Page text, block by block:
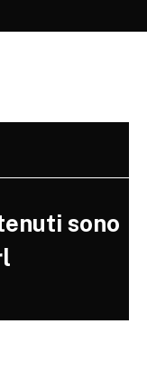
sono